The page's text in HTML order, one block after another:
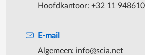
Hoofdkantoor: +32 11 948610
E-mail
Algemeen: info@scia.net